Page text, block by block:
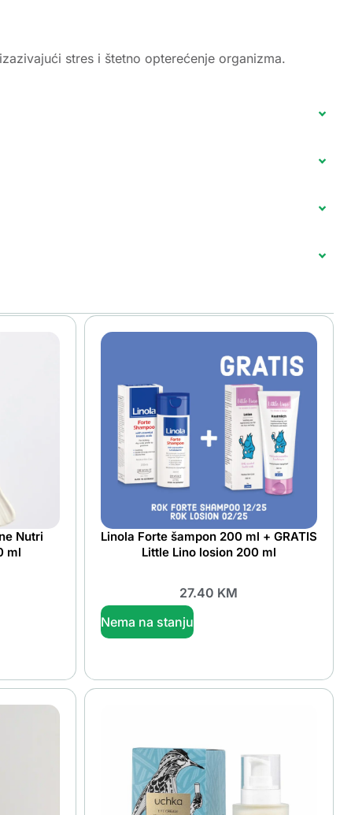
stres i štetno opterećenje organizma.
Nutri
ml
Linola Forte šampon 200 ml + GRATIS
Little Lino losion 200 ml
27.40 KM
Nema na stanju